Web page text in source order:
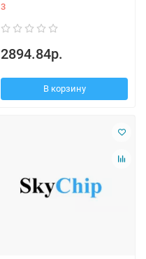
3
2894.84р.
В корзину